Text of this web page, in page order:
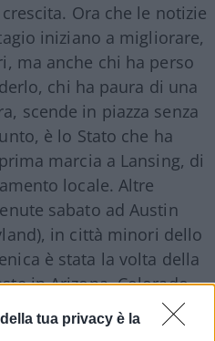
della tua privacy è la
Ora che le notizie
iniziano a migliorare,
ma anche chi ha perso
chi ha paura di una
scende in piazza senza
è lo Stato che ha
marcia a Lansing, di
locale. Altre
sabato ad Austin
in città minori dello
è stata la volta della
in Arizona, Colorado,
A Olympia, capitale
una marcia di 2.500